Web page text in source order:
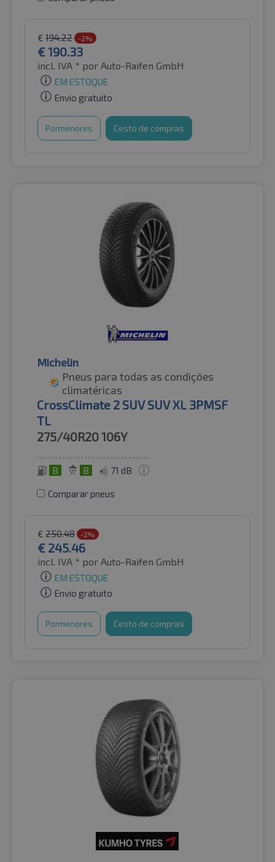
€ 194.22 -2%
€190.33
incl. IVA * por Auto-Raifen GmbH
EM ESTOQUE
Envio gratuito
Pormenores Cesto de compras
Michelin
Pneus para todas as condições
climatéricas
CrossClimate 2 SUV SUV XL 3PMSF
TL
275/40R20106Y
B B 71 dB
Comparar pneus
€ 250.48 -2%
€ 245.46
incl. IVA * por Auto-Raifen GmbH
EM ESTOQUE
Envio gratuito
Pormenores Cesto de compras